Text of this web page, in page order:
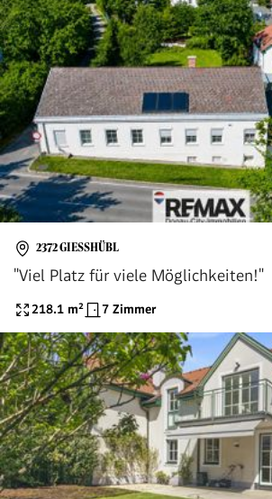
2372 GIESSHÜBL
"Viel Platz für viele Möglichkeiten!"
218.1 m² 7 Zimmer